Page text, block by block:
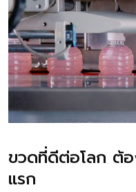
ขวดที่ดีต่อโลก ต้
แรก